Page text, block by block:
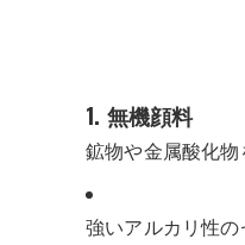
1. 無機顔料
鉱物や金属酸化
強いアルカリ性